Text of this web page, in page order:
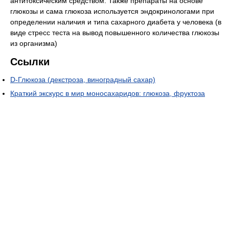
глюкозы и сама глюкоза используется эндокринологами при
определении наличия и типа сахарного диабета у человека (в
виде стресс теста на вывод повышенного количества глюкозы
из организма)
Ссылки
D-Глюкоза (декстроза, виноградный сахар)
Краткий экскурс в мир моносахаридов: глюкоза, фруктоза